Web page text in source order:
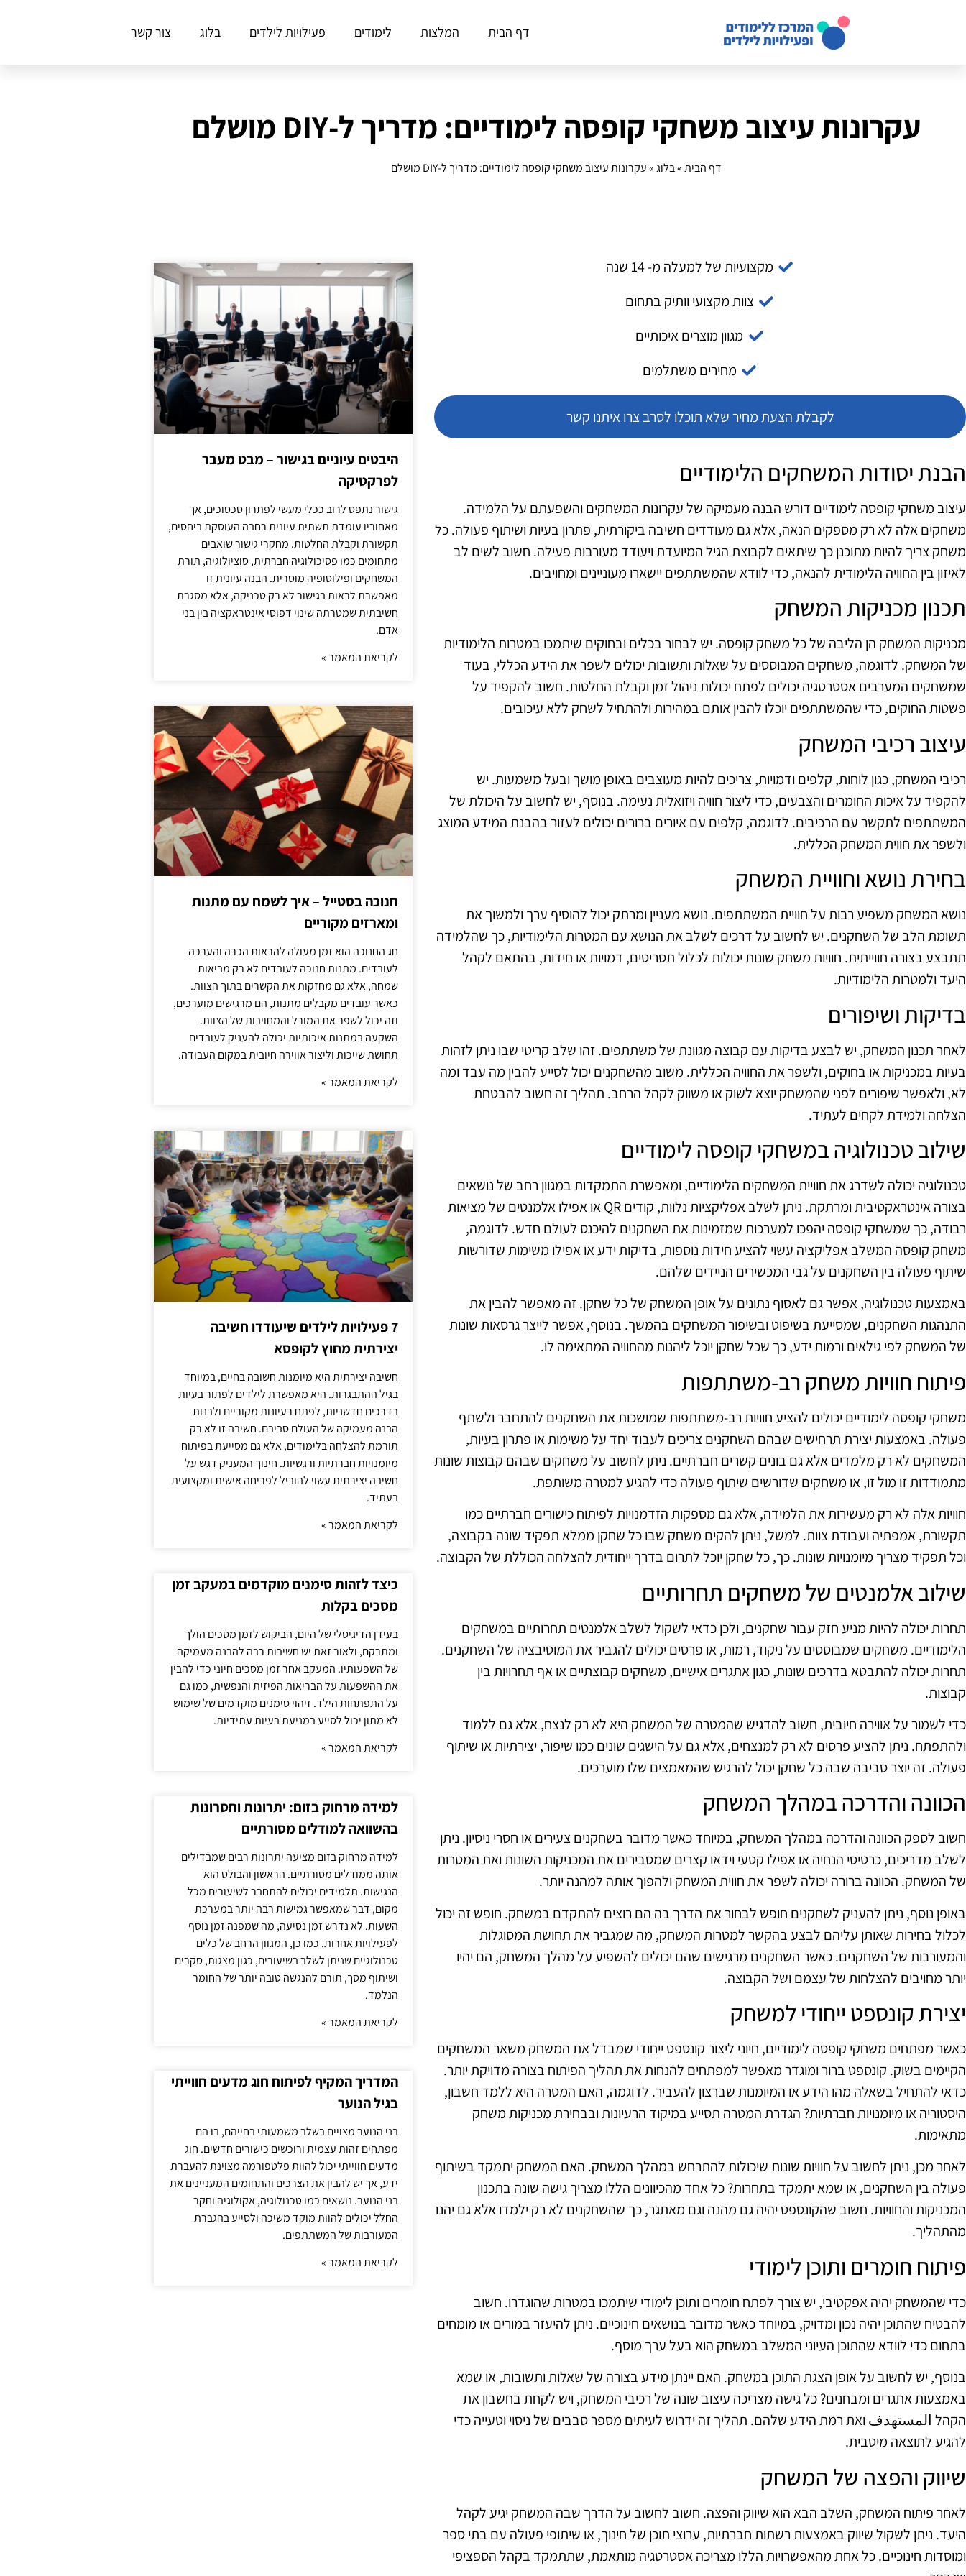
דף הבית המלצות לימודים פעילויות לילדים בלוג צור קשר
עקרונות עיצוב משחקי קופסה לימודיים: מדריך ל-DIY מושלם
דף הבית»בלוג»עקרונות עיצוב משחקי קופסה לימודיים: מדריך ל-DIY מושלם
מקצועיות של למעלה מ- 14 שנה
צוות מקצועי וותיק בתחום
מגוון מוצרים איכותיים
מחירים משתלמים
לקבלת הצעת מחיר שלא תוכלו לסרב צרו איתנו קשר
הבנת יסודות המשחקים הלימודיים
עיצוב משחקי קופסה לימודיים דורש הבנה מעמיקה של עקרונות המשחקים והשפעתם על הלמידה.
משחקים אלה לא רק מספקים הנאה, אלא גם מעודדים חשיבה ביקורתית, פתרון בעיות ושיתוף פעולה. כל
משחק צריך להיות מתוכנן כך שיתאים לקבוצת הגיל המיועדת ויעודד מעורבות פעילה. חשוב לשים לב
לאיזון בין החוויה הלימודית להנאה, כדי לוודא שהמשתתפים יישארו מעוניינים ומחויבים.
תכנון מכניקות המשחק
מכניקות המשחק הן הליבה של כל משחק קופסה. יש לבחור בכלים ובחוקים שיתמכו במטרות הלימודיות
של המשחק. לדוגמה, משחקים המבוססים על שאלות ותשובות יכולים לשפר את הידע הכללי, בעוד
שמשחקים המערבים אסטרטגיה יכולים לפתח יכולות ניהול זמן וקבלת החלטות. חשוב להקפיד על
פשטות החוקים, כדי שהמשתתפים יוכלו להבין אותם במהירות ולהתחיל לשחק ללא עיכובים.
עיצוב רכיבי המשחק
רכיבי המשחק, כגון לוחות, קלפים ודמויות, צריכים להיות מעוצבים באופן מושך ובעל משמעות. יש
להקפיד על איכות החומרים והצבעים, כדי ליצור חוויה ויזואלית נעימה. בנוסף, יש לחשוב על היכולת של
המשתתפים לתקשר עם הרכיבים. לדוגמה, קלפים עם איורים ברורים יכולים לעזור בהבנת המידע המוצג
ולשפר את חווית המשחק הכללית.
בחירת נושא וחוויית המשחק
נושא המשחק משפיע רבות על חוויית המשתתפים. נושא מעניין ומרתק יכול להוסיף ערך ולמשוך את
תשומת הלב של השחקנים. יש לחשוב על דרכים לשלב את הנושא עם המטרות הלימודיות, כך שהלמידה
תתבצע בצורה חווייתית. חוויות משחק שונות יכולות לכלול תסריטים, דמויות או חידות, בהתאם לקהל
היעד ולמטרות הלימודיות.
בדיקות ושיפורים
לאחר תכנון המשחק, יש לבצע בדיקות עם קבוצה מגוונת של משתתפים. זהו שלב קריטי שבו ניתן לזהות
בעיות במכניקות או בחוקים, ולשפר את החוויה הכללית. משוב מהשחקנים יכול לסייע להבין מה עבד ומה
לא, ולאפשר שיפורים לפני שהמשחק יוצא לשוק או משווק לקהל הרחב. תהליך זה חשוב להבטחת
הצלחה ולמידת לקחים לעתיד.
שילוב טכנולוגיה במשחקי קופסה לימודיים
טכנולוגיה יכולה לשדרג את חוויית המשחקים הלימודיים, ומאפשרת התמקדות במגוון רחב של נושאים
בצורה אינטראקטיבית ומרתקת. ניתן לשלב אפליקציות נלוות, קודים QR או אפילו אלמנטים של מציאות
רבודה, כך שמשחקי קופסה יהפכו למערכות שמזמינות את השחקנים להיכנס לעולם חדש. לדוגמה,
משחק קופסה המשלב אפליקציה עשוי להציע חידות נוספות, בדיקות ידע או אפילו משימות שדורשות
שיתוף פעולה בין השחקנים על גבי המכשירים הניידים שלהם.
באמצעות טכנולוגיה, אפשר גם לאסוף נתונים על אופן המשחק של כל שחקן. זה מאפשר להבין את
התנהגות השחקנים, שמסייעת בשיפוט ובשיפור המשחקים בהמשך. בנוסף, אפשר לייצר גרסאות שונות
של המשחק לפי גילאים ורמות ידע, כך שכל שחקן יוכל ליהנות מהחוויה המתאימה לו.
פיתוח חוויות משחק רב-משתתפות
משחקי קופסה לימודיים יכולים להציע חוויות רב-משתתפות שמושכות את השחקנים להתחבר ולשתף
פעולה. באמצעות יצירת תרחישים שבהם השחקנים צריכים לעבוד יחד על משימות או פתרון בעיות,
המשחקים לא רק מלמדים אלא גם בונים קשרים חברתיים. ניתן לחשוב על משחקים שבהם קבוצות שונות
מתמודדות זו מול זו, או משחקים שדורשים שיתוף פעולה כדי להגיע למטרה משותפת.
חוויות אלה לא רק מעשירות את הלמידה, אלא גם מספקות הזדמנויות לפיתוח כישורים חברתיים כמו
תקשורת, אמפתיה ועבודת צוות. למשל, ניתן להקים משחק שבו כל שחקן ממלא תפקיד שונה בקבוצה,
וכל תפקיד מצריך מיומנויות שונות. כך, כל שחקן יוכל לתרום בדרך ייחודית להצלחה הכוללת של הקבוצה.
שילוב אלמנטים של משחקים תחרותיים
תחרות יכולה להיות מניע חזק עבור שחקנים, ולכן כדאי לשקול לשלב אלמנטים תחרותיים במשחקים
הלימודיים. משחקים שמבוססים על ניקוד, רמות, או פרסים יכולים להגביר את המוטיבציה של השחקנים.
תחרות יכולה להתבטא בדרכים שונות, כגון אתגרים אישיים, משחקים קבוצתיים או אף תחרויות בין
קבוצות.
כדי לשמור על אווירה חיובית, חשוב להדגיש שהמטרה של המשחק היא לא רק לנצח, אלא גם ללמוד
ולהתפתח. ניתן להציע פרסים לא רק למנצחים, אלא גם על הישגים שונים כמו שיפור, יצירתיות או שיתוף
פעולה. זה יוצר סביבה שבה כל שחקן יכול להרגיש שהמאמצים שלו מוערכים.
הכוונה והדרכה במהלך המשחק
חשוב לספק הכוונה והדרכה במהלך המשחק, במיוחד כאשר מדובר בשחקנים צעירים או חסרי ניסיון. ניתן
לשלב מדריכים, כרטיסי הנחיה או אפילו קטעי וידאו קצרים שמסבירים את המכניקות השונות ואת המטרות
של המשחק. הכוונה ברורה יכולה לשפר את חווית המשחק ולהפוך אותה למהנה יותר.
באופן נוסף, ניתן להעניק לשחקנים חופש לבחור את הדרך בה הם רוצים להתקדם במשחק. חופש זה יכול
לכלול בחירות שאותן עליהם לבצע בהקשר למטרות המשחק, מה שמגביר את תחושת המסוגלות
והמעורבות של השחקנים. כאשר השחקנים מרגישים שהם יכולים להשפיע על מהלך המשחק, הם יהיו
יותר מחויבים להצלחות של עצמם ושל הקבוצה.
יצירת קונספט ייחודי למשחק
כאשר מפתחים משחקי קופסה לימודיים, חיוני ליצור קונספט ייחודי שמבדל את המשחק משאר המשחקים
הקיימים בשוק. קונספט ברור ומוגדר מאפשר למפתחים להנחות את תהליך הפיתוח בצורה מדויקת יותר.
כדאי להתחיל בשאלה מהו הידע או המיומנות שברצון להעביר. לדוגמה, האם המטרה היא ללמד חשבון,
היסטוריה או מיומנויות חברתיות? הגדרת המטרה תסייע במיקוד הרעיונות ובבחירת מכניקות משחק
מתאימות.
לאחר מכן, ניתן לחשוב על חוויות שונות שיכולות להתרחש במהלך המשחק. האם המשחק יתמקד בשיתוף
פעולה בין השחקנים, או שמא יתמקד בתחרות? כל אחד מהכיוונים הללו מצריך גישה שונה בתכנון
המכניקות והחוויות. חשוב שהקונספט יהיה גם מהנה וגם מאתגר, כך שהשחקנים לא רק ילמדו אלא גם יהנו
מהתהליך.
פיתוח חומרים ותוכן לימודי
כדי שהמשחק יהיה אפקטיבי, יש צורך לפתח חומרים ותוכן לימודי שיתמכו במטרות שהוגדרו. חשוב
להבטיח שהתוכן יהיה נכון ומדויק, במיוחד כאשר מדובר בנושאים חינוכיים. ניתן להיעזר במורים או מומחים
בתחום כדי לוודא שהתוכן העיוני המשלב במשחק הוא בעל ערך מוסף.
בנוסף, יש לחשוב על אופן הצגת התוכן במשחק. האם יינתן מידע בצורה של שאלות ותשובות, או שמא
באמצעות אתגרים ומבחנים? כל גישה מצריכה עיצוב שונה של רכיבי המשחק, ויש לקחת בחשבון את
הקהל المستهدف ואת רמת הידע שלהם. תהליך זה ידרוש לעיתים מספר סבבים של ניסוי וטעייה כדי
להגיע לתוצאה מיטבית.
שיווק והפצה של המשחק
לאחר פיתוח המשחק, השלב הבא הוא שיווק והפצה. חשוב לחשוב על הדרך שבה המשחק יגיע לקהל
היעד. ניתן לשקול שיווק באמצעות רשתות חברתיות, ערוצי תוכן של חינוך, או שיתופי פעולה עם בתי ספר
ומוסדות חינוכיים. כל אחת מהאפשרויות הללו מצריכה אסטרטגיה מותאמת, שתתמקד בקהל הספציפי
היבטים עיוניים בגישור – מבט מעבר
לפרקטיקה
גישור נתפס לרוב ככלי מעשי לפתרון סכסוכים, אך
מאחוריו עומדת תשתית עיונית רחבה העוסקת ביחסים,
תקשורת וקבלת החלטות. מחקרי גישור שואבים
מתחומים כמו פסיכולוגיה חברתית, סוציולוגיה, תורת
המשחקים ופילוסופיה מוסרית. הבנה עיונית זו
מאפשרת לראות בגישור לא רק טכניקה, אלא מסגרת
חשיבתית שמטרתה שינוי דפוסי אינטראקציה בין בני
אדם.
לקריאת המאמר »
חנוכה בסטייל – איך לשמח עם מתנות
ומארזים מקוריים
חג החנוכה הוא זמן מעולה להראות הכרה והערכה
לעובדים. מתנות חנוכה לעובדים לא רק מביאות
שמחה, אלא גם מחזקות את הקשרים בתוך הצוות.
כאשר עובדים מקבלים מתנות, הם מרגישים מוערכים,
וזה יכול לשפר את המורל והמחויבות של הצוות.
השקעה במתנות איכותיות יכולה להעניק לעובדים
תחושת שייכות וליצור אווירה חיובית במקום העבודה.
לקריאת המאמר »
7 פעילויות לילדים שיעודדו חשיבה
יצירתית מחוץ לקופסא
חשיבה יצירתית היא מיומנות חשובה בחיים, במיוחד
בגיל ההתבגרות. היא מאפשרת לילדים לפתור בעיות
בדרכים חדשניות, לפתח רעיונות מקוריים ולבנות
הבנה מעמיקה של העולם סביבם. חשיבה זו לא רק
תורמת להצלחה בלימודים, אלא גם מסייעת בפיתוח
מיומנויות חברתיות ורגשיות. חינוך המעניק דגש על
חשיבה יצירתית עשוי להוביל לפריחה אישית ומקצועית
בעתיד.
לקריאת המאמר »
כיצד לזהות סימנים מוקדמים במעקב זמן
מסכים בקלות
בעידן הדיגיטלי של היום, הביקוש לזמן מסכים הולך
ומתרקם, ולאור זאת יש חשיבות רבה להבנה מעמיקה
של השפעותיו. המעקב אחר זמן מסכים חיוני כדי להבין
את ההשפעות על הבריאות הפיזית והנפשית, כמו גם
על התפתחות הילד. זיהוי סימנים מוקדמים של שימוש
לא מתון יכול לסייע במניעת בעיות עתידיות.
לקריאת המאמר »
למידה מרחוק בזום: יתרונות וחסרונות
בהשוואה למודלים מסורתיים
למידה מרחוק בזום מציעה יתרונות רבים שמבדילים
אותה ממודלים מסורתיים. הראשון והבולט הוא
הנגישות. תלמידים יכולים להתחבר לשיעורים מכל
מקום, דבר שמאפשר גמישות רבה יותר במערכת
השעות. לא נדרש זמן נסיעה, מה שמפנה זמן נוסף
לפעילויות אחרות. כמו כן, המגוון הרחב של כלים
טכנולוגיים שניתן לשלב בשיעורים, כגון מצגות, סקרים
ושיתוף מסך, תורם להנגשה טובה יותר של החומר
הנלמד.
לקריאת המאמר »
המדריך המקיף לפיתוח חוג מדעים חווייתי
בגיל הנוער
בני הנוער מצויים בשלב משמעותי בחייהם, בו הם
מפתחים זהות עצמית ורוכשים כישורים חדשים. חוג
מדעים חווייתי יכול להוות פלטפורמה מצוינת להעברת
ידע, אך יש להבין את הצרכים והתחומים המעניינים את
בני הנוער. נושאים כמו טכנולוגיה, אקולוגיה וחקר
החלל יכולים להוות מוקד משיכה ולסייע בהגברת
המעורבות של המשתתפים.
לקריאת המאמר »